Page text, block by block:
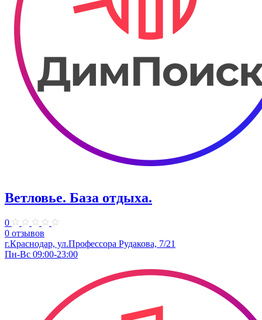
Ветловье. База отдыха.
0
0 отзывов
г.Краснодар, ул.Профессора Рудакова, 7/21
Пн-Вс 09:00-23:00